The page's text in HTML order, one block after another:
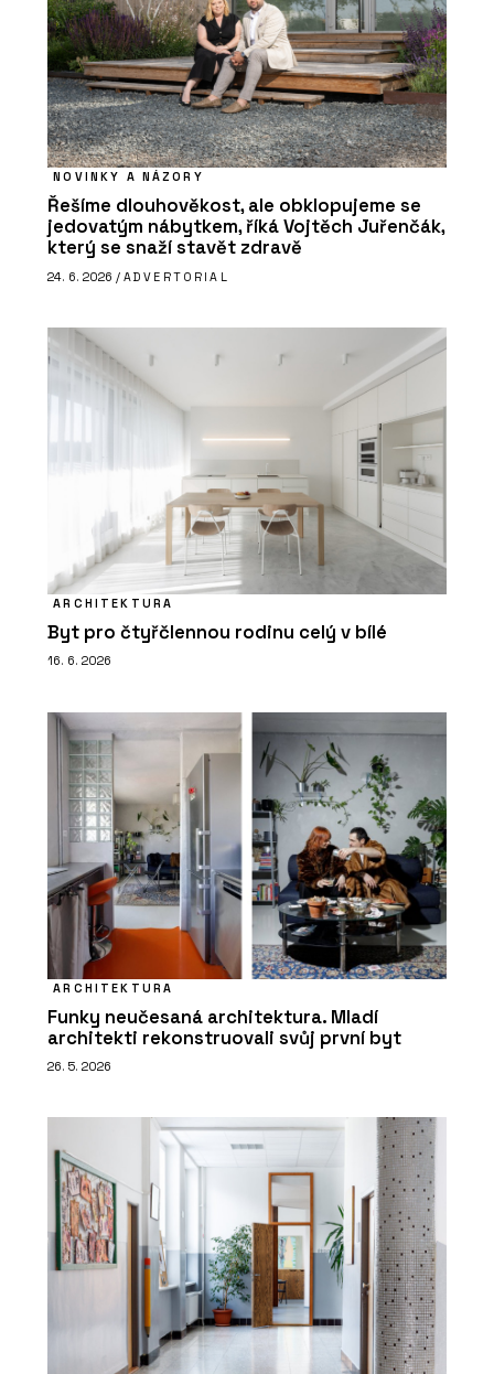
NOVINKY A NÁZORY
Řešíme dlouhověkost, ale obklopujeme se
jedovatým nábytkem, říká Vojtěch Juřenčák,
který se snaží stavět zdravě
24. 6. 2026 / ADVERTORIAL
ARCHITEKTURA
Byt pro čtyřčlennou rodinu celý v bílé
16. 6. 2026
ARCHITEKTURA
Funky neučesaná architektura. Mladí
architekti rekonstruovali svůj první byt
26. 5. 2026